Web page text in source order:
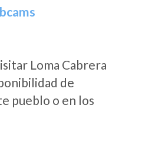
Loma Cabrera
de
pueblo o en los